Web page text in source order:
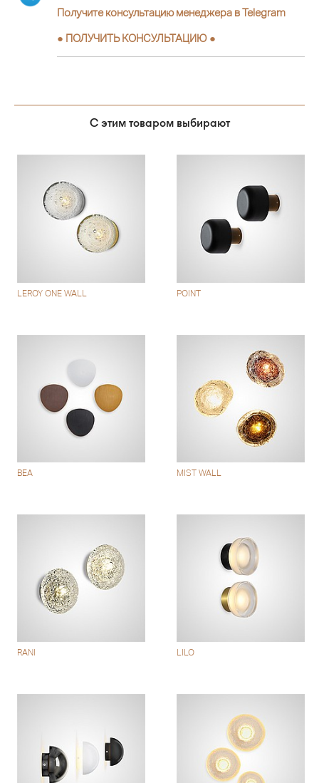
Получите консультацию менеджера в Telegram
● ПОЛУЧИТЬ КОНСУЛЬТАЦИЮ ●
С этим товаром выбирают
LEROY ONE WALL POINT
BEA MIST WALL
RANI LILO